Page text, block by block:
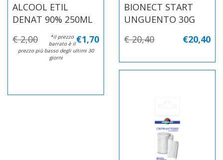
ALCOOL ETIL
DENAT 90% 250ML
€ 2,00 €1,70
*il prezzo
barrato è il
prezzo più basso degli ultimi 30
giorni
BIONECT START
UNGUENTO 30G
€20,40
€ 20,40